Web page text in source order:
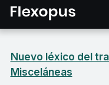
Nuevo léxico del
Misceláneas